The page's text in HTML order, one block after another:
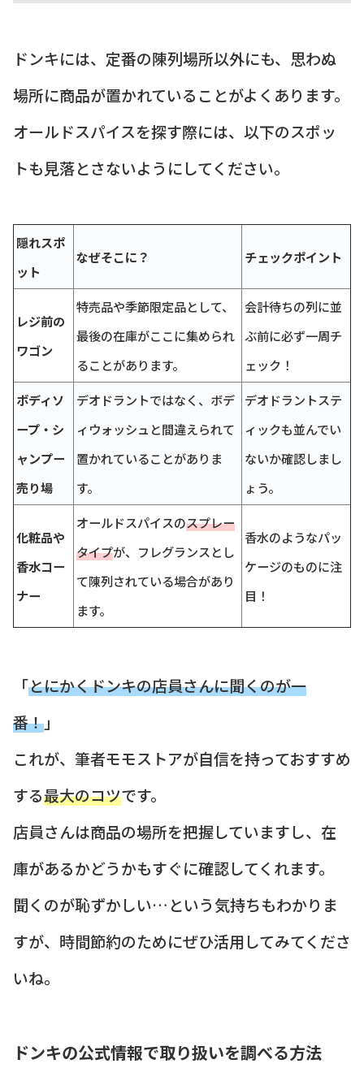
ドンキには、定番の陳列場所以外にも、思わぬ
場所に商品が置かれていることがよくあります。
オールドスパイスを探す際には、以下のスポッ
トも見落とさないようにしてください。
隠れスポ
ット
なぜそこに？ チェックポイント
レジ前の
ワゴン
特売品や季節限定品として、
最後の在庫がここに集められ
ることがあります。
会計待ちの列に並
ぶ前に必ず一周チ
ェック！
ボディソ
ープ・シ
ャンプー
売り場
デオドラントではなく、ボデ
ィウォッシュと間違えられて
置かれていることがありま
す。
デオドラントステ
ィックも並んでい
ないか確認しまし
ょう。
化粧品や
香水コー
ナー
オールドスパイスのスプレー
タイプが、フレグランスとし
て陳列されている場合があり
ます。
香水のようなパッ
ケージのものに注
目！
「とにかくドンキの店員さんに聞くのが一
番！」
これが、筆者モモストアが自信を持っておすすめ
する最大のコツです。
店員さんは商品の場所を把握していますし、在
庫があるかどうかもすぐに確認してくれます。
聞くのが恥ずかしい…という気持ちもわかりま
すが、時間節約のためにぜひ活用してみてくださ
いね。
ドンキの公式情報で取り扱いを調べる方法